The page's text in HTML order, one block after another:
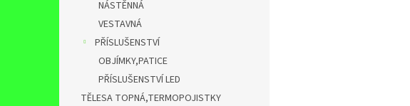
NÁSTĚNNÁ
VESTAVNÁ
PŘÍSLUŠENSTVÍ
OBJÍMKY,PATICE
PŘÍSLUŠENSTVÍ LED
TĚLESA TOPNÁ,TERMOPOJISTKY